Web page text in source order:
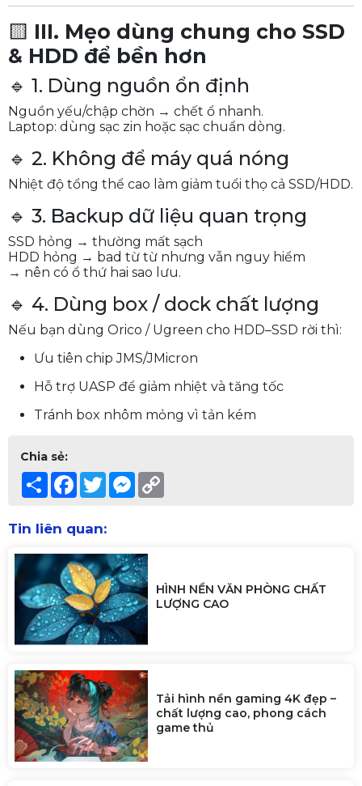
🟨 III. Mẹo dùng chung cho SSD
& HDD để bền hơn
🔹 1. Dùng nguồn ổn định
Nguồn yếu/chập chờn → chết ổ nhanh.
Laptop: dùng sạc zin hoặc sạc chuẩn dòng.
🔹 2. Không để máy quá nóng
Nhiệt độ tổng thể cao làm giảm tuổi thọ cả SSD/HDD.
🔹 3. Backup dữ liệu quan trọng
SSD hỏng → thường mất sạch
HDD hỏng → bad từ từ nhưng vẫn nguy hiểm
→ nên có ổ thứ hai sao lưu.
🔹 4. Dùng box / dock chất lượng
Nếu bạn dùng Orico / Ugreen cho HDD–SSD rời thì:
Ưu tiên chip JMS/JMicron
Hỗ trợ UASP để giảm nhiệt và tăng tốc
Tránh box nhôm mỏng vì tản kém
Chia sẻ:
Share Facebook
TwitterMessenger
Tin liên quan:
HÌNH NỀN VĂN PHÒNG CHẤT
LƯỢNG CAO
Tải hình nền gaming 4K đẹp –
chất lượng cao, phong cách
game thủ